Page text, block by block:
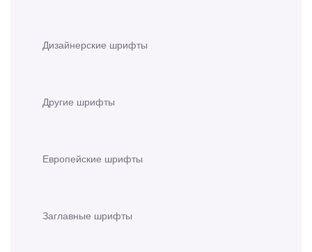
Дизайнерские шрифты
Другие шрифты
Европейские шрифты
Заглавные шрифты